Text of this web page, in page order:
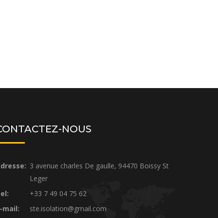
NOUS
3 avenue charles De gaulle, 94470 Boissy St
Leger
+33 7 49 04 75 62
mail:
ste.isolation@gmail.com